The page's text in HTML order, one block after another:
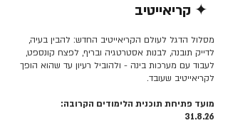
✦ קריאייטיב
מסלול הדגל לעולם הקריאייטיב החדש: להבין בעיה,
לדייק תובנה, לבנות אסטרטגיה ובריף, לפצח קונספט,
לעבוד עם מערכות בינה - ולהוביל רעיון עד שהוא הופך
לקריאייטיב שעובד.
מועד פתיחת תוכנית הלימודים הקרובה:
31.8.26